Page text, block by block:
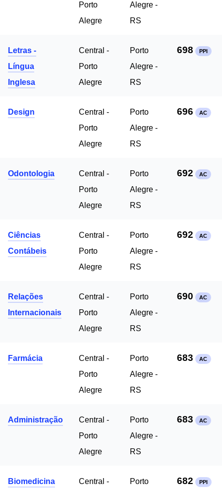
Porto
Alegre
Alegre -
RS
Letras -
Língua
Inglesa
Central -
Porto
Alegre
Porto
Alegre -
RS
698 PPI
Design
Central -
Porto
Alegre
Porto
Alegre -
RS
696 AC
Odontologia
Central -
Porto
Alegre
Porto
Alegre -
RS
692 AC
Ciências
Contábeis
Central -
Porto
Alegre
Porto
Alegre -
RS
692 AC
Relações
Internacionais
Central -
Porto
Alegre
Porto
Alegre -
RS
690 AC
Farmácia
Central -
Porto
Alegre
Porto
Alegre -
RS
683 AC
Administração
Central -
Porto
Alegre
Porto
Alegre -
RS
683 AC
Biomedicina
Central -
Porto
682 PPI